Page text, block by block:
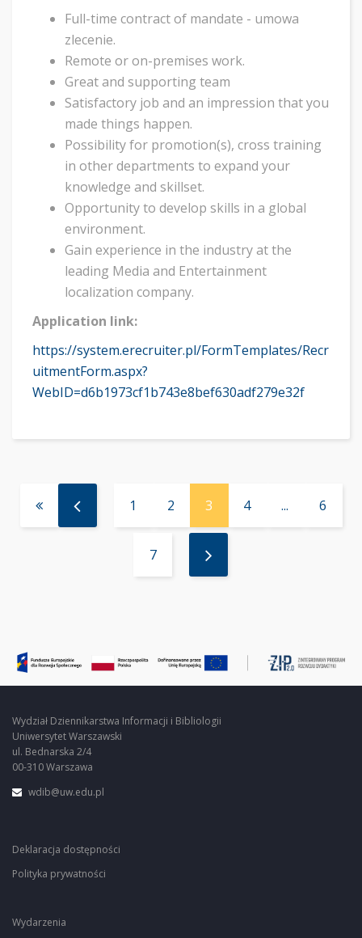
Full-time contract of mandate - umowa
zlecenie.
Remote or on-premises work.
Great and supporting team
Satisfactory job and an impression that you
made things happen.
Possibility for promotion(s), cross training
in other departments to expand your
knowledge and skillset.
Opportunity to develop skills in a global
environment.
Gain experience in the industry at the
leading Media and Entertainment
localization company.
Application link:
https://system.erecruiter.pl/FormTemplates/Recr
uitmentForm.aspx?
WebID=d6b1973cf1b743e8bef630adf279e32f
1 2 3 4 ... 6
7
Wydział Dziennikarstwa Informacji i Bibliologii
Uniwersytet Warszawski
ul. Bednarska 2/4
00-310 Warszawa
wdib@uw.edu.pl
Deklaracja dostępności
Polityka prywatności
Wydarzenia